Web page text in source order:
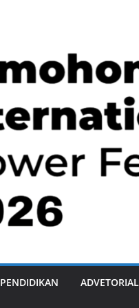
PENDIDIKAN ADVETORIAL